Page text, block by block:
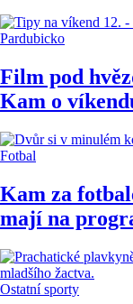
Pardubicko
Film pod
Kam o
Fotbal
Kam za
mají na
Ostatní sporty